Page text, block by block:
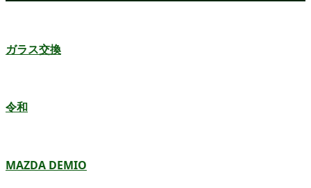
ガラス交換
令和
MAZDA DEMIO